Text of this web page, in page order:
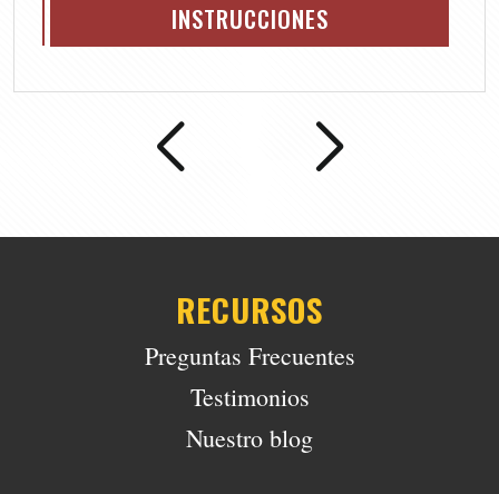
INSTRUCCIONES
RECURSOS
Preguntas Frecuentes
Testimonios
Nuestro blog